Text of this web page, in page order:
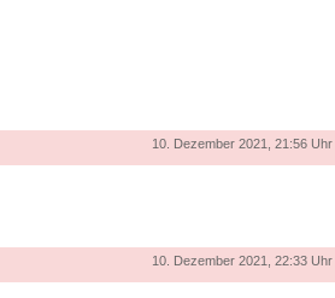
10. Dezember 2021, 21:56 Uhr
10. Dezember 2021, 22:33 Uhr